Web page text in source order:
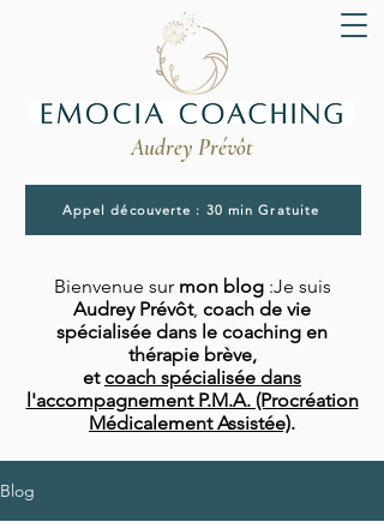
Audrey Prévôt
Appel découverte : 30 min Gratuite
Bienvenue sur mon blog :Je suis
Audrey Prévôt, coach de vie
spécialisée dans le coaching en
thérapie brève,
etcoach spécialisée dans
l'accompagnement P.M.A. (Procréation
Médicalement Assistée).
Blog